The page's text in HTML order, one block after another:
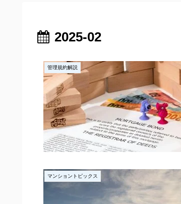
2025-02
管理規約解説
マンショントピックス